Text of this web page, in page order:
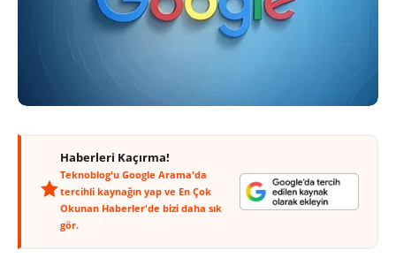
Haberleri Kaçırma!
Teknoblog'u Google Arama'da
tercihli kaynağın yap ve En Çok
Okunan Haberler'de bizi daha sık
gör.